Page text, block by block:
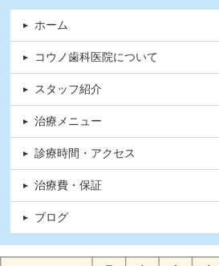
ホーム
コウノ歯科医院について
スタッフ紹介
治療メニュー
診療時間・アクセス
治療費・保証
ブログ